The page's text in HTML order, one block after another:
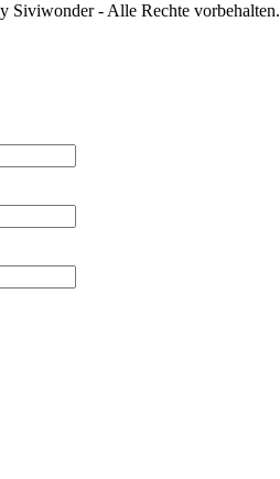
- Alle Rechte vorbehalten.